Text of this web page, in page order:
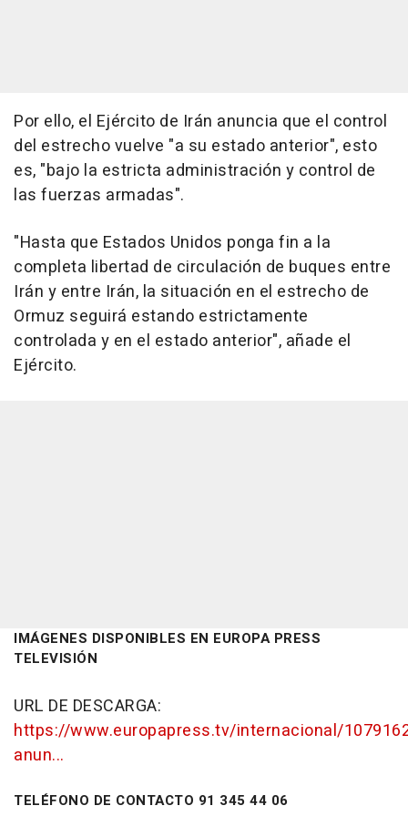
Por ello, el Ejército de Irán anuncia que el control
del estrecho vuelve "a su estado anterior", esto
es, "bajo la estricta administración y control de
las fuerzas armadas".
"Hasta que Estados Unidos ponga fin a la
completa libertad de circulación de buques entre
Irán y entre Irán, la situación en el estrecho de
Ormuz seguirá estando estrictamente
controlada y en el estado anterior", añade el
Ejército.
IMÁGENES DISPONIBLES EN EUROPA PRESS
TELEVISIÓN
URL DE DESCARGA:
https://www.europapress.tv/internacional/
anun...
TELÉFONO DE CONTACTO 91 345 44 06